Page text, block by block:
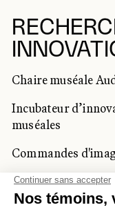
Chaire muséale
Incubateur
muséales
Commandes
Prix Lynne-Cohen